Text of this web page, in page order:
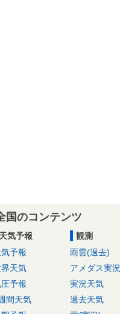
国のコンテンツ
天気予報
予報
天気
予報
間天気
観測
雨雲(過去)
アメダス実況
実況天気
過去天気